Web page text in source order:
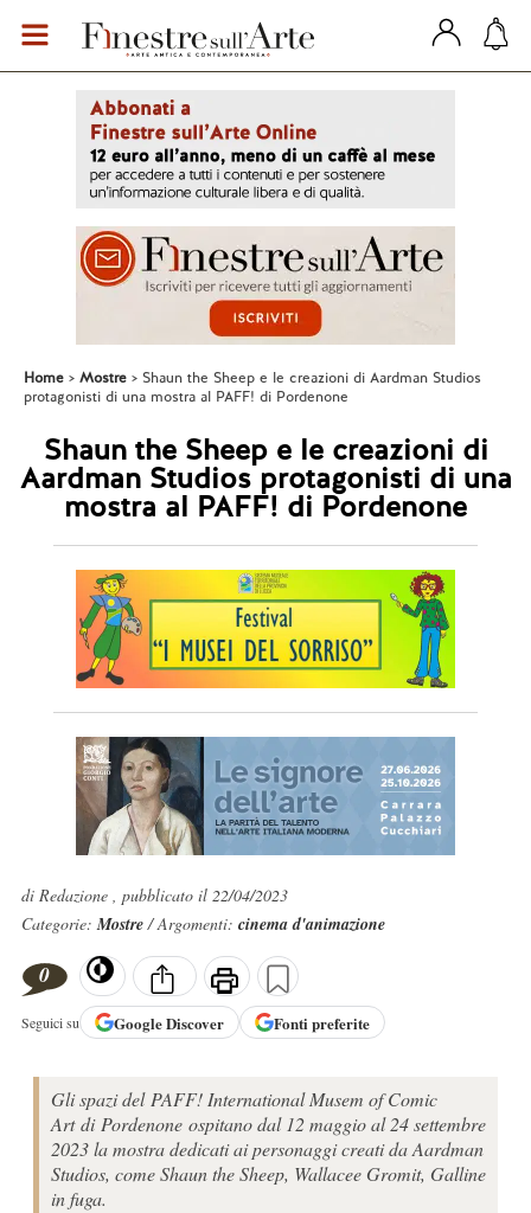
Home Mostre
Shaun the Sheep e le creazioni di Aardman Studios
protagonisti di una mostra al PAFF! di Pordenone
Shaun the Sheep e le creazioni di
Aardman Studios protagonisti di una
mostra al PAFF! di Pordenone
di Redazione , pubblicato il 22/04/2023
Categorie:Mostre/ Argomenti: cinema d'animazione
0
Seguici su GoogleDiscover Fonti preferite
Gli spazi del PAFF! International Musem of Comic
Art di Pordenone ospitano dal 12 maggio al 24 settembre
2023 la mostra dedicati ai personaggi creati da Aardman
Studios, come Shaun the Sheep, Wallacee Gromit, Galline
in fuga.